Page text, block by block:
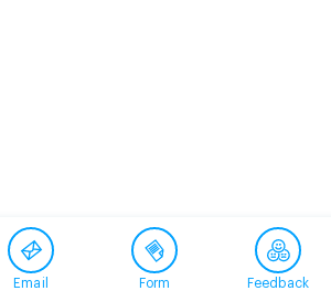
Email Form Feedback